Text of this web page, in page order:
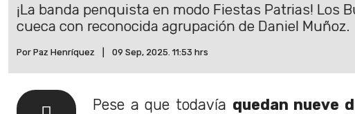
¡La banda penquista en modo Fiestas Patrias! Los
cueca con reconocida agrupación de Daniel Muñoz.
Por Paz Henríquez 09 Sep, 2025. 11:53 hrs
Pese a que todavía quedan nueve